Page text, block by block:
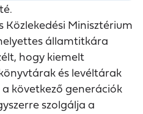
Közlekedési Minisztérium
államtitkára
hogy kiemelt
és levéltárak
következő generációk
szolgálja a